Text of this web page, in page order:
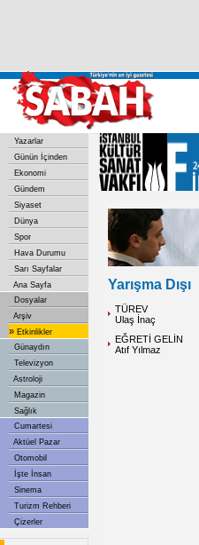
Yazarlar
Günün İçinden
Ekonomi
Gündem
Siyaset
Dünya
Spor
Hava Durumu
Sarı Sayfalar
Ana Sayfa
Dosyalar
Arşiv
» Etkinlikler
Günaydın
Televizyon
Astroloji
Magazin
Sağlık
Cumartesi
Aktüel Pazar
Otomobil
İşte İnsan
Sinema
Turizm Rehberi
Çizerler
Yarışma Dışı
TÜREV
Ulaş İnaç
EĞRETİ GELİN
Atıf Yılmaz